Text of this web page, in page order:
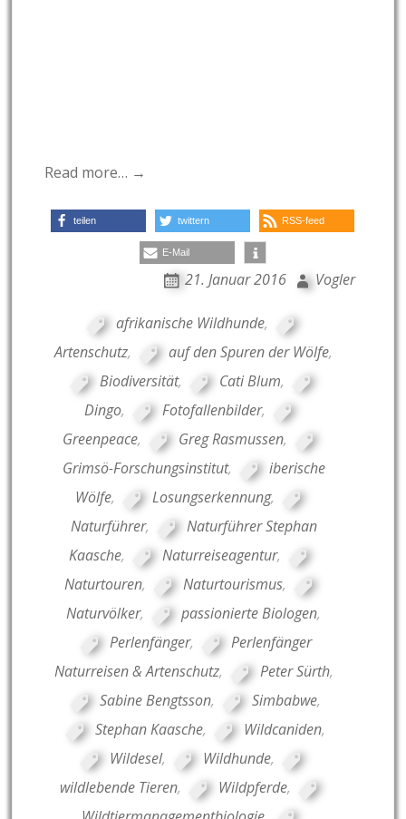
Read more… →
teilen twittern RSS-feed
E-Mail
21. Januar 2016 Vogler
afrikanische Wildhunde,
Artenschutz, auf den Spuren der Wölfe,
Biodiversität, Cati Blum,
Dingo, Fotofallenbilder,
Greenpeace, Greg Rasmussen,
Grimsö-Forschungsinstitut,
iberische
Wölfe, Losungserkennung,
Naturführer,
Naturführer Stephan
Kaasche, Naturreiseagentur,
Naturtouren, Naturtourismus,
Naturvölker, passionierte Biologen,
Perlenfänger,
Perlenfänger
Naturreisen & Artenschutz, Peter Sürth,
Sabine Bengtsson, Simbabwe,
Stephan Kaasche, Wildcaniden,
Wildesel, Wildhunde,
wildlebende Tieren, Wildpferde,